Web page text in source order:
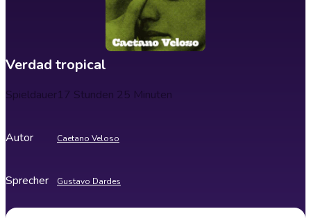
Verdad tropical
Spieldauer17 Stunden 25 Minuten
Autor Caetano Veloso
Sprecher Gustavo Dardes